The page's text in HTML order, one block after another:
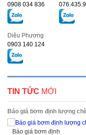
0908 034 836
Diệu Phương
0903 140 124
TIN TỨC MỚI
Báo giá bơm định lượng
Báo giá bơm định